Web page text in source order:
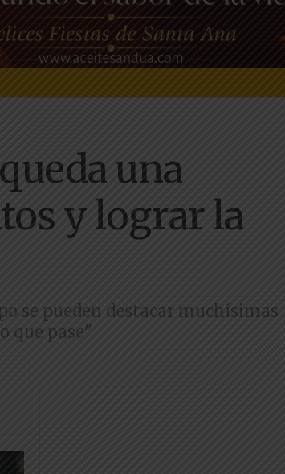
una
y lograr la
se pueden destacar muchísimas
que pase"